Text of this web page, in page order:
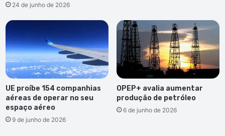
24 de junho de 2026
UE proíbe 154 companhias
aéreas de operar no seu
espaço aéreo
9 de junho de 2026
OPEP+ avalia aumentar
produção de petróleo
6 de junho de 2026